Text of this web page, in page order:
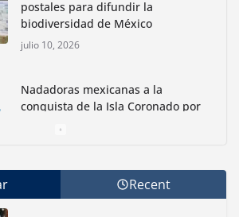
postales para difundir la
biodiversidad de México
julio 10, 2026
Nadadoras mexicanas a la
conquista de la Isla Coronado por
Profepa y Humane World
inhibir tráfico de aves
Recent